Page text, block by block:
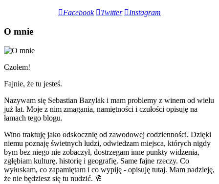
Facebook Twitter Instagram
O mnie
Czołem!
Fajnie, że tu jesteś.
Nazywam się Sebastian Bazylak i mam problemy z winem od wielu
już lat. Moje z nim zmagania, namiętności i czułości opisuję na
łamach tego blogu.
Wino traktuję jako odskocznię od zawodowej codzienności. Dzięki
niemu poznaję świetnych ludzi, odwiedzam miejsca, których nigdy
bym bez niego nie zobaczył, dostrzegam inne punkty widzenia,
zgłębiam kulturę, historię i geografię. Same fajne rzeczy. Co
wyłuskam, co zapamiętam i co wypiję - opisuję tutaj. Mam nadzieję,
że nie będziesz się tu nudzić. 🥂